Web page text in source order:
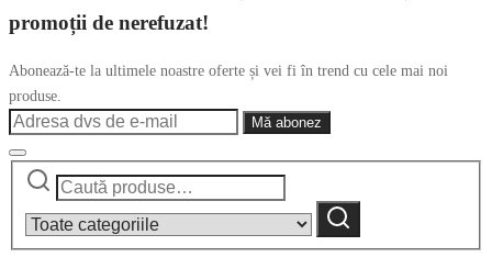
promoții de nerefuzat!
Abonează-te la ultimele noastre oferte și vei fi în trend cu cele mai noi
produse.
Caută
category:
Caută